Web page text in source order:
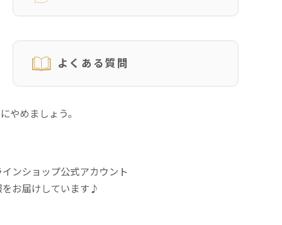
よくある質問
やめましょう。
ンショップ公式アカウント
お届けしています♪